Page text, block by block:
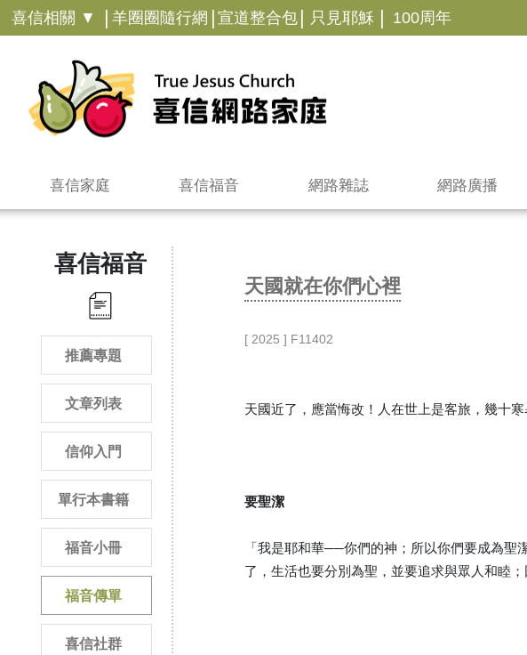
喜信相關 ▼ | 羊圈圈隨行網 | 宣道整合包 | 只見耶穌 | 100周年
喜信家庭 喜信福音 網路雜誌 網路廣播
喜信福音
推薦專題
文章列表
信仰入門
單行本書籍
福音小冊
福音傳單
喜信社群
天國就在你們心裡
[ 2025 ] F11402
天國近了，應當悔改！人在世上是客旅，幾十
要聖潔
「我是耶和華──你們的神；所以你們要成為
了，生活也要分別為聖，並要追求與眾人和睦；